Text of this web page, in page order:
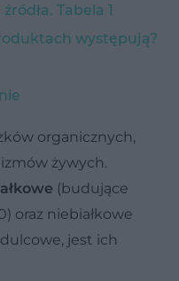
Tabela 1
występują?
organicznych,
żywych.
(budujące
oraz niebiałkowe
jest ich